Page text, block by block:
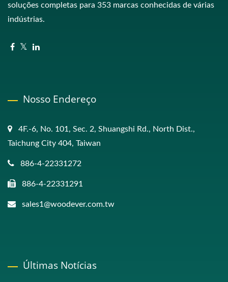
soluções completas para 353 marcas conhecidas de várias
indústrias.
Nosso Endereço
4F.-6, No. 101, Sec. 2, Shuangshi Rd., North Dist.,
Taichung City 404, Taiwan
886-4-22331272
886-4-22331291
sales1@woodever.com.tw
Últimas Notícias